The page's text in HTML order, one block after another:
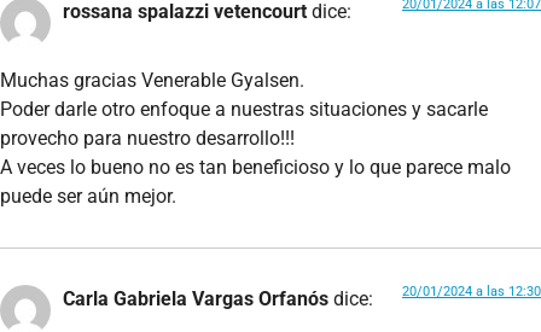
rossana spalazzi vetencourt dice: 20/01/2024 a las 12:07
Muchas gracias Venerable Gyalsen.
Poder darle otro enfoque a nuestras situaciones y sacarle
provecho para nuestro desarrollo!!!
A veces lo bueno no es tan beneficioso y lo que parece malo
puede ser aún mejor.
Carla Gabriela Vargas Orfanós dice: 20/01/2024 a las 12:30